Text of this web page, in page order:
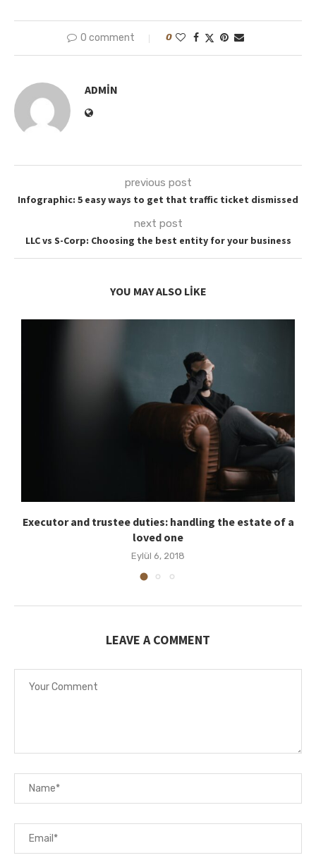
0 comment 0
ADMIN
previous post
Infographic: 5 easy ways to get that traffic ticket dismissed
next post
LLC vs S-Corp: Choosing the best entity for your business
YOU MAY ALSO LIKE
Executor and trustee duties: handling the estate of a
loved one
Eylül 6, 2018
LEAVE A COMMENT